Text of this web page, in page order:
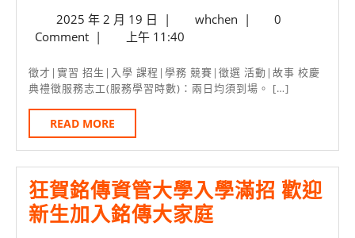
學
貸、
冊、
大
學
校
慶
典
禮
徵
志
工
2025 年 2 月 19 日 2025
年
月
19
| whchenwhchen
|
0
Comment | 上午 11:40
徵才|實習 招生|入學 課程|學務 競賽|徵選 活動|故事 校慶
典禮徵服務志工(服務學習時數)：兩日均須到場。 […]
READ MORE
MORE
狂賀銘傳資管大學入學滿招 歡迎
新生加入銘傳大家庭